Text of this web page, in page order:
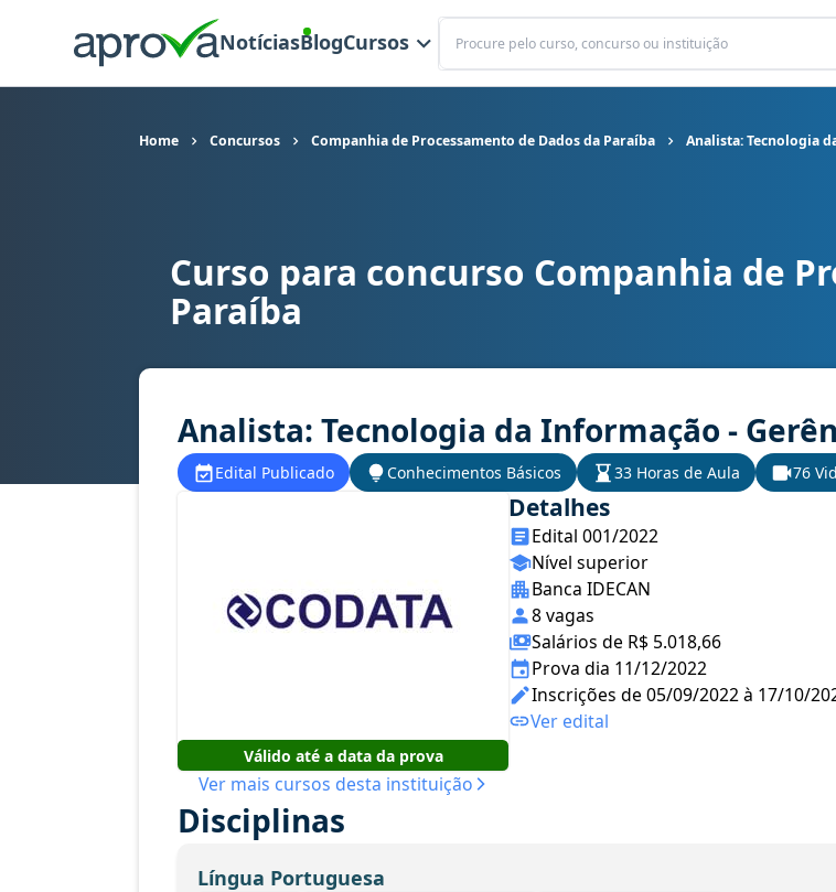
NotíciasBlogCursos
Buscar
Home Concursos Companhia de Processamento de Dados da Paraíba Analista: Tecnologia
Curso para concurso CODATA (PB) - Companhia de Processamento de Dados da Paraíba
Curso para concurso Companhia de
Paraíba
Analista: Tecnologia da Informação -
Edital Publicado Conhecimentos Básicos 33 Horas de Aula 76
Válido até a data da prova
Ver mais cursos desta instituição
Detalhes
Edital 001/2022
Nível superior
Banca IDECAN
8 vagas
Salários de R$ 5.018,66
Prova dia 11/12/2022
Inscrições de 05/09/2022 à 17/10/
Ver edital
Disciplinas
Língua Portuguesa